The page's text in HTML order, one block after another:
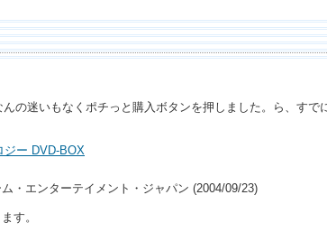
の迷いもなくポチっと購入ボタンを押しました。ら、す
ジー DVD-BOX
・エンターテイメント・ジャパン (2004/09/23)
す。